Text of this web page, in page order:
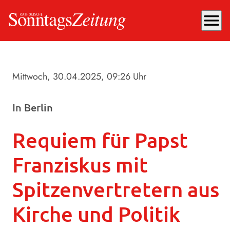
menu
Mittwoch, 30.04.2025, 09:26 Uhr
In Berlin
Requiem für Papst
Franziskus mit
Spitzenvertretern aus
Kirche und Politik